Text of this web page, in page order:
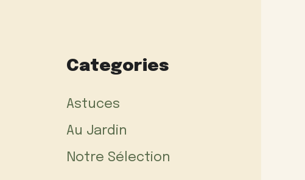
Categories
Astuces
Au Jardin
Notre Sélection